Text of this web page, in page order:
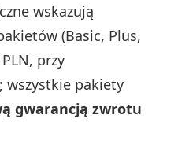
wskazują
(Basic, Plus,
przy
wszystkie pakiety
gwarancją zwrotu